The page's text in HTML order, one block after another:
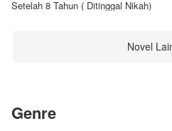
Setelah 8 Tahun ( Ditinggal Nikah)
Novel
Genre